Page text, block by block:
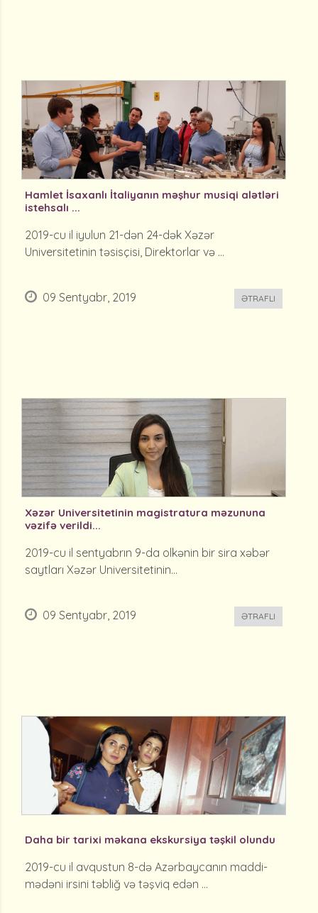
Hamlet İsaxanlı İtaliyanın məşhur musiqi alətləri
istehsalı ...
2019-cu il iyulun 21-dən 24-dək Xəzər
Universitetinin təsisçisi, Direktorlar və ...
09 Sentyabr, 2019 ƏTRAFLI
Xəzər Universitetinin magistratura məzununa
vəzifə verildi...
2019-cu il sentyabrın 9-da olkənin bir sira xəbər
saytları Xəzər Universitetinin...
09 Sentyabr, 2019 ƏTRAFLI
Daha bir tarixi məkana ekskursiya təşkil olundu
2019-cu il avqustun 8-də Azərbaycanın maddi-
mədəni irsini təbliğ və təşviq edən ...